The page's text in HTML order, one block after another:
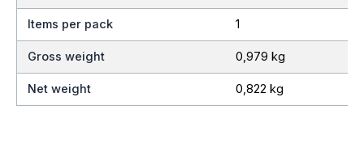
Items per pack 1
Gross weight 0,979 kg
Net weight 0,822 kg